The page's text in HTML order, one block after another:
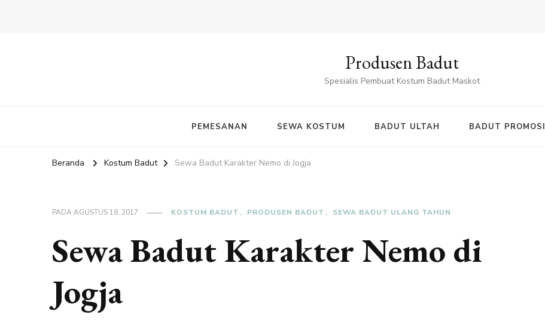
Produsen Badut
Spesialis Pembuat Kostum Badut Maskot
PEMESANAN SEWA KOSTUM BADUT ULTAH BADUT PROMOSI
Beranda Kostum Badut Sewa Badut Karakter Nemo di Jogja
PADAAGUSTUS 18, 2017 KOSTUM BADUT PRODUSEN BADUT SEWA BADUT ULANG TAHUN
Sewa Badut Karakter Nemo di
Jogja